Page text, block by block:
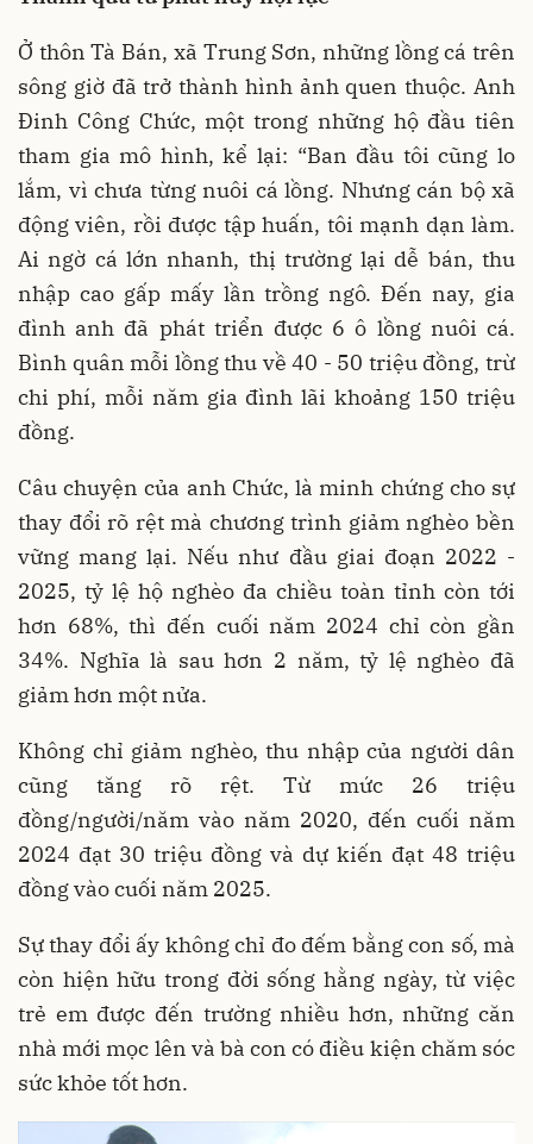
Ở thôn Tà Bán, xã Trung Sơn, những lồng cá trên
sông giờ đã trở thành hình ảnh quen thuộc. Anh
Đinh Công Chức, một trong những hộ đầu tiên
tham gia mô hình, kể lại: “Ban đầu tôi cũng lo
lắm, vì chưa từng nuôi cá lồng. Nhưng cán bộ xã
động viên, rồi được tập huấn, tôi mạnh dạn làm.
Ai ngờ cá lớn nhanh, thị trường lại dễ bán, thu
nhập cao gấp mấy lần trồng ngô. Đến nay, gia
đình anh đã phát triển được 6 ô lồng nuôi cá.
Bình quân mỗi lồng thu về 40 - 50 triệu đồng, trừ
chi phí, mỗi năm gia đình lãi khoảng 150 triệu
đồng.
Câu chuyện của anh Chức, là minh chứng cho sự
thay đổi rõ rệt mà chương trình giảm nghèo bền
vững mang lại. Nếu như đầu giai đoạn 2022 -
2025, tỷ lệ hộ nghèo đa chiều toàn tỉnh còn tới
hơn 68%, thì đến cuối năm 2024 chỉ còn gần
34%. Nghĩa là sau hơn 2 năm, tỷ lệ nghèo đã
giảm hơn một nửa.
Không chỉ giảm nghèo, thu nhập của người dân
cũng tăng rõ rệt. Từ mức 26 triệu
đồng/người/năm vào năm 2020, đến cuối năm
2024 đạt 30 triệu đồng và dự kiến đạt 48 triệu
đồng vào cuối năm 2025.
Sự thay đổi ấy không chỉ đo đếm bằng con số, mà
còn hiện hữu trong đời sống hằng ngày, từ việc
trẻ em được đến trường nhiều hơn, những căn
nhà mới mọc lên và bà con có điều kiện chăm sóc
sức khỏe tốt hơn.